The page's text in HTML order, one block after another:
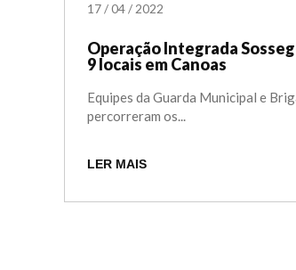
17/04/2022
Operação Integrada
9 locais em Canoas
Equipes da Guarda Municipal e
percorreram os...
LER MAIS